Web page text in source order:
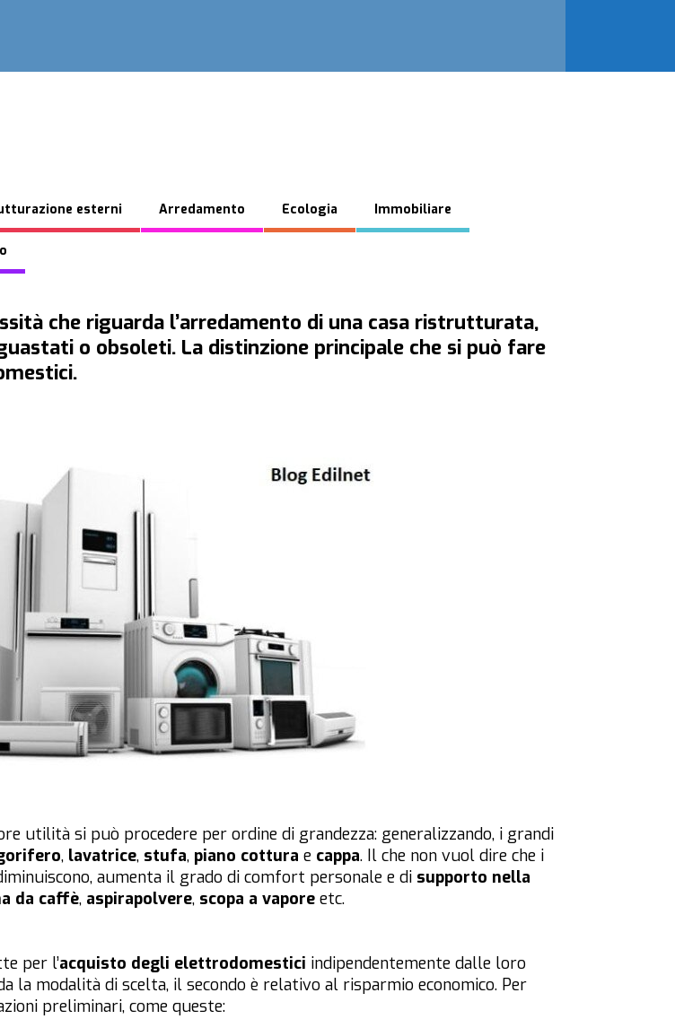
esterni Arredamento Ecologia Immobiliare
che riguarda l’arredamento di una casa ristrutturata,
o obsoleti. La distinzione principale che si può fare
utilità si può procedere per ordine di grandezza: generalizzando, i grandi
, lavatrice, stufa, piano cottura e cappa. Il che non vuol dire che i
aumenta il grado di comfort personale e di supporto nella
da caffè, aspirapolvere, scopa a vapore etc.
per l’acquisto degli elettrodomestici indipendentemente dalle loro
modalità di scelta, il secondo è relativo al risparmio economico. Per
preliminari, come queste: